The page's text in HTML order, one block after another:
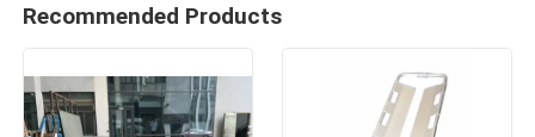
Recommended Products